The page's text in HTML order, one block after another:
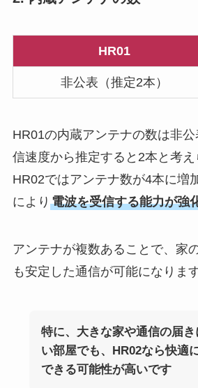
HR01
非公表（推定2本）
HR01の内蔵アンテナの数は非
信速度から推定すると2本と考え
HR02ではアンテナ数が4本に増
により 電波を受信する能力が強
アンテナが複数あることで、家
も安定した通信が可能になります
特に、大きな家や通信の届き
い部屋でも、HR02なら快適
できる可能性が高いです